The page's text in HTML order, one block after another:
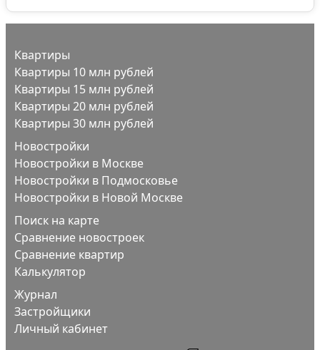
Квартиры
Квартиры 10 млн рублей
Квартиры 15 млн рублей
Квартиры 20 млн рублей
Квартиры 30 млн рублей
Новостройки
Новостройки в Москве
Новостройки в Подмосковье
Новостройки в Новой Москве
Поиск на карте
Сравнение новостроек
Сравнение квартир
Калькулятор
Журнал
Застройщики
Личный кабинет